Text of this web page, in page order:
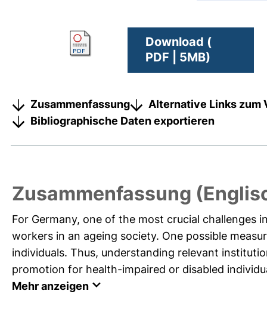
Download (
PDF | 5MB)
Zusammenfassung
Alternative Links zum
Bibliographische Daten exportieren
Zusammenfassung
For Germany, one of the most crucial
workers in an ageing society. One possible
individuals. Thus, understanding relevant
promotion for health-impaired or disabled
Mehr anzeigen